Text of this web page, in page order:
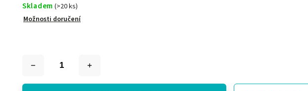
Skladem (>20 ks)
Možnosti doručení